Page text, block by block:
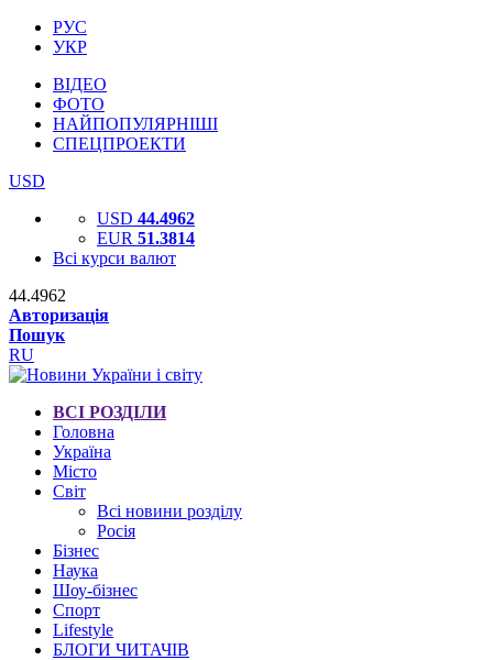
РУС
УКР
ВІДЕО
ФОТО
НАЙПОПУЛЯРНІШІ
СПЕЦПРОЕКТИ
USD
USD 44.4962
EUR 51.3814
Всі курси валют
44.4962
Авторизація
Пошук
RU
ВСІ РОЗДІЛИ
Головна
Україна
Місто
Світ
Всі новини розділу
Росія
Бізнес
Наука
Шоу-бізнес
Спорт
Lifestyle
БЛОГИ ЧИТАЧІВ